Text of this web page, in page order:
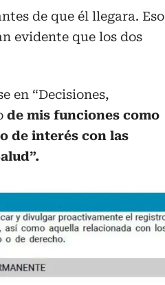
de que él llegara. Eso
evidente que los dos
en “Decisiones,
de mis funciones como
de interés con las